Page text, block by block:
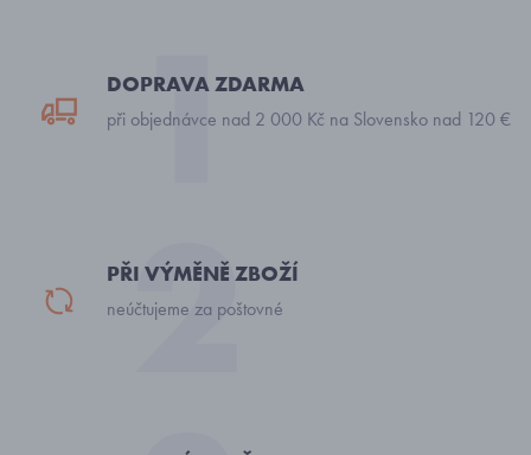
DOPRAVA ZDARMA
při objednávce nad 2 000 Kč na Slovensko nad 120 €
PŘI VÝMĚNĚ ZBOŽÍ
neúčtujeme za poštovné